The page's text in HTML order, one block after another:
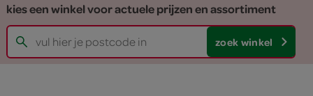
kies een winkel voor actuele prijzen en assortiment
zoek winkel